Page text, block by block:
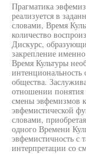
Прагматика
реализуется в
словами, Время
количество
Дискурс,
закрепление
Время Культуры
интенциональность
общества.
отношении понятия
смены эвфемизмов
эвфемистической
словами,
одного Времени
эвфемистичность с
интерпретации со